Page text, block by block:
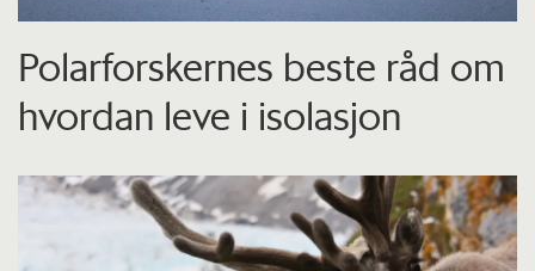
Polarforskernes beste råd om
hvordan leve i isolasjon